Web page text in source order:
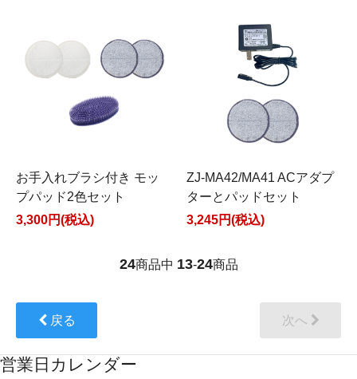
お手入れブラシ付き モッ
プパッド2色セット
3,300円(税込)
ZJ-MA42/MA41 ACアダプ
ターとパッドセット
3,245円(税込)
24商品中 13-24商品
戻る 次へ
営業日カレンダー